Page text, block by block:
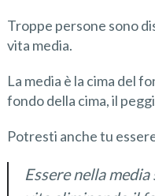
Troppe persone sono
vita media.
La media è la cima del
fondo della cima, il
Potresti anche tu
Essere nella